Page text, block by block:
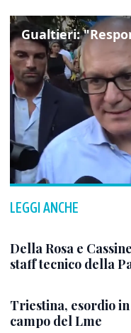
LEGGI ANCHE
Della Rosa e
staff tecnico della
Triestina, esordio
campo del Lme